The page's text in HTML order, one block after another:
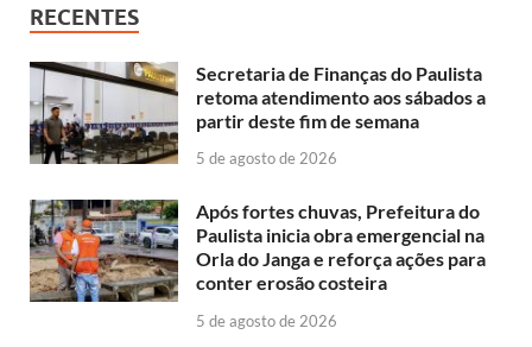
RECENTES
Secretaria de Finanças do Paulista
retoma atendimento aos sábados a
partir deste fim de semana
5 de agosto de 2026
Após fortes chuvas, Prefeitura do
Paulista inicia obra emergencial na
Orla do Janga e reforça ações para
conter erosão costeira
5 de agosto de 2026